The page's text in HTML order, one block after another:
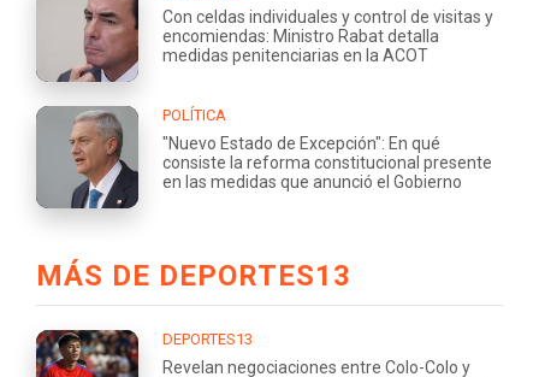
Con celdas individuales y control de visitas y
encomiendas: Ministro Rabat detalla
medidas penitenciarias en la ACOT
POLÍTICA
"Nuevo Estado de Excepción": En qué
consiste la reforma constitucional presente
en las medidas que anunció el Gobierno
MÁS DE DEPORTES13
DEPORTES13
Revelan negociaciones entre Colo-Colo y